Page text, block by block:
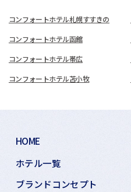
コンフォートホテル札幌すすきの
コンフォートホテル函館
コンフォートホテル帯広
コンフォートホテル苫小牧
HOME
ホテル一覧
ブランドコンセプト